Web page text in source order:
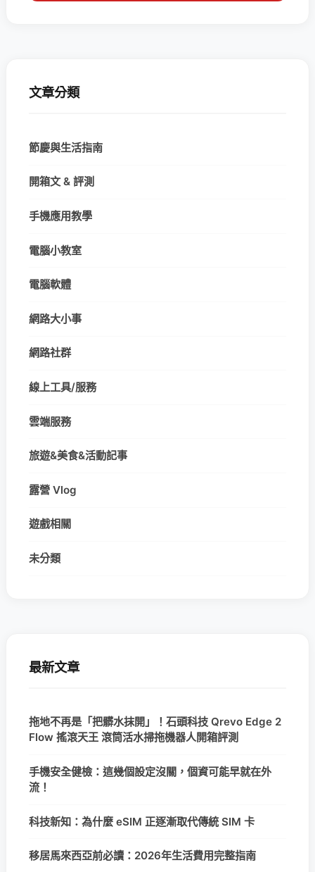
文章分類
節慶與生活指南
開箱文 & 評測
手機應用教學
電腦小教室
電腦軟體
網路大小事
網路社群
線上工具/服務
雲端服務
旅遊&美食&活動記事
露營 Vlog
遊戲相關
未分類
最新文章
拖地不再是「把髒水抹開」！石頭科技 Qrevo Edge 2
Flow 搖滾天王 滾筒活水掃拖機器人開箱評測
手機安全健檢：這幾個設定沒關，個資可能早就在外
流！
科技新知：為什麼 eSIM 正逐漸取代傳統 SIM 卡
移居馬來西亞前必讀：2026年生活費用完整指南